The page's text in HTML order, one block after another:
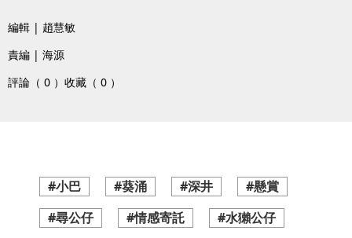
編輯 | 趙慧敏
責編 | 海源
評論（ 0 ） 收藏（ 0 ）
#小巴 #葵涌 #深井
#懸賞
#尋公仔
#情感寄託 #水獺公仔